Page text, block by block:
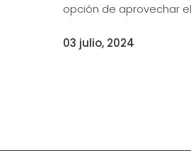
opción de aprovechar
03 julio, 2024